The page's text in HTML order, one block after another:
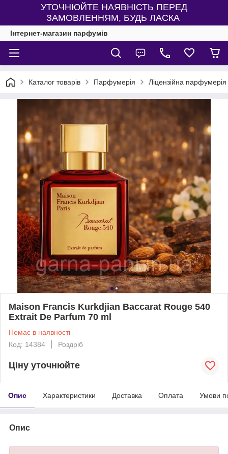
УТОЧНЮЙТЕ НАЯВНІСТЬ ПЕРЕД
ЗАМОВЛЕННЯМ, БУДЬ ЛАСКА
Інтернет-магазин парфумів
Каталог товарів Парфумерія Ліцензійна парфумерія
Maison Francis Kurkdjian Baccarat Rouge 540
Extrait De Parfum 70 ml
Немає в наявності
Код: 14384
Роздріб
Ціну уточнюйте
Опис Характеристики Доставка Оплата Умови
Опис